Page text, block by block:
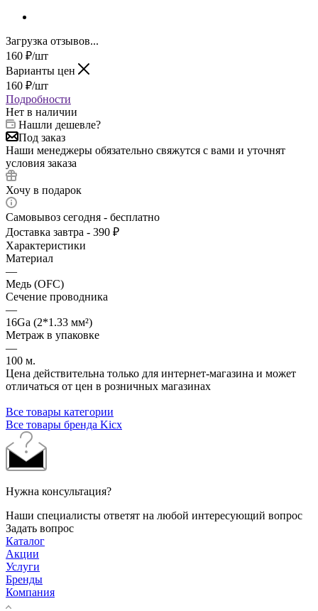
Загрузка отзывов...
160 ₽/шт
Варианты цен
160 ₽/шт
Подробности
Нет в наличии
Нашли дешевле?
Под заказ
Наши менеджеры обязательно свяжутся с вами и уточнят
условия заказа
Хочу в подарок
Самовывоз сегодня - бесплатно
Доставка завтра - 390 ₽
Характеристики
Материал
—
Медь (OFC)
Сечение проводника
—
16Ga (2*1.33 мм²)
Метраж в упаковке
—
100 м.
Цена действительна только для интернет-магазина и может
отличаться от цен в розничных магазинах
Все товары категории
Все товары бренда Kicx
Нужна консультация?
Наши специалисты ответят на любой интересующий вопрос
Задать вопрос
Каталог
Акции
Услуги
Бренды
Компания